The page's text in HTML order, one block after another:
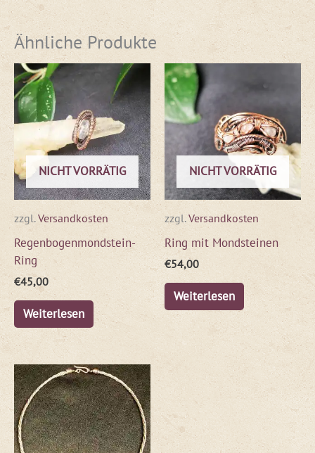
Ähnliche Produkte
NICHT VORRÄTIG
zzgl.Versandkosten
Regenbogenmondstein-
Ring
€45,00
Weiterlesen
NICHT VORRÄTIG
zzgl.Versandkosten
Ring mit Mondsteinen
€54,00
Weiterlesen